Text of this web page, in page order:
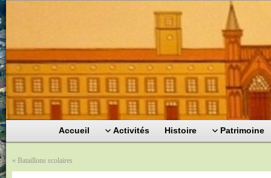
Accueil Activités Histoire Patrimoine
« Bataillons scolaires